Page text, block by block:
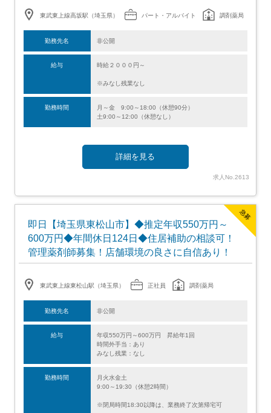
東武東上線高坂駅（埼玉県） パート・アルバイト 調剤薬局
勤務先名 非公開
給与 時給２０００円～
※みなし残業なし
勤務時間
月～金 9:00～18:00（休憩90分）
土9:00～12:00（休憩なし）
詳細を見る
求人No.2613
急募
即日【埼玉県東松山市】◆推定年収550万円～
600万円◆年間休日124日◆住居補助の相談可！
管理薬剤師募集！店舗環境の良さに自信あり！
東武東上線東松山駅（埼玉県） 正社員 調剤薬局
勤務先名 非公開
給与
年収550万円～600万円 昇給年1回
時間外手当：あり
みなし残業：なし
勤務時間
月火水金土
9:00～19:30（休憩2時間）
※閉局時間18:30以降は、業務終了次第帰宅可